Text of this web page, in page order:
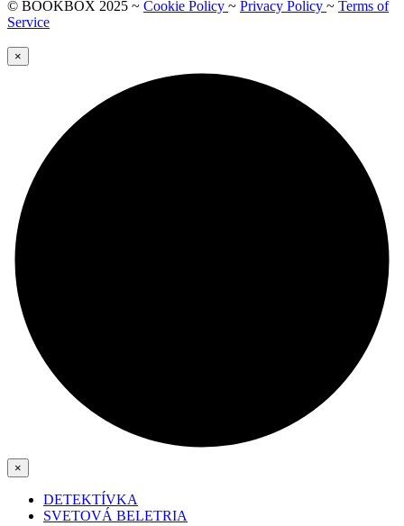
© BOOKBOX 2025 ~ Cookie Policy ~ Privacy Policy ~ Terms of
Service
×
×
DETEKTÍVKA
SVETOVÁ BELETRIA